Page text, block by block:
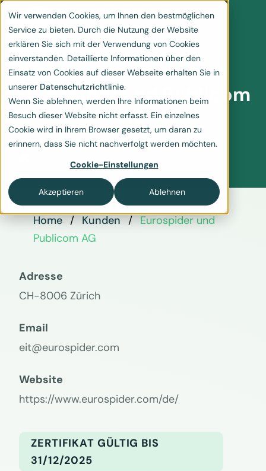
Wir verwenden Cookies, um Ihnen den bestmöglichen
Service zu bieten. Durch die Nutzung der Website
erklären Sie sich mit der Verwendung von Cookies
einverstanden. Detaillierte Informationen über den
Einsatz von Cookies auf dieser Webseite erhalten Sie in
unserer Datenschutzrichtlinie.
Wenn Sie ablehnen, werden Ihre Informationen beim
Besuch dieser Website nicht erfasst. Ein einzelnes
Cookie wird in Ihrem Browser gesetzt, um daran zu
erinnern, dass Sie nicht nachverfolgt werden möchten.
Cookie-Einstellungen
Akzeptieren Ablehnen
Eurospider und Publicom
AG
Home Kunden
Eurospider und
Publicom AG
Adresse
CH-8006 Zürich
Email
eit@eurospider.com
Website
https://www.eurospider.com/de/
ZERTIFIKAT GÜLTIG BIS
31/12/2025